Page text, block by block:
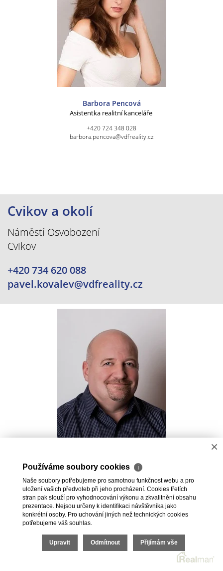
Barbora Pencová
Asistentka realitní kanceláře
+420 724 348 028
barbora.pencova@vdfreality.cz
Cvikov a okolí
Náměstí Osvobození
Cvikov
+420 734 620 088
pavel.kovalev@vdfreality.cz
Pavel Kovalev
+420 723 491 625
pavel.kovalev@vdfreality.cz
×
Používáme soubory cookies ℹ
Naše soubory potřebujeme pro samotnou funkčnost webu a pro
uložení vašich předvoleb při jeho procházení. Cookies třetích
stran pak slouží pro vyhodnocování výkonu a zkvalitnění obsahu
prezentace. Nejsou určeny k identifikaci návštěvníka jako
konkrétní osoby. Pro uchování jiných než technických cookies
potřebujeme váš souhlas.
Upravit Odmítnout Přijímám vše